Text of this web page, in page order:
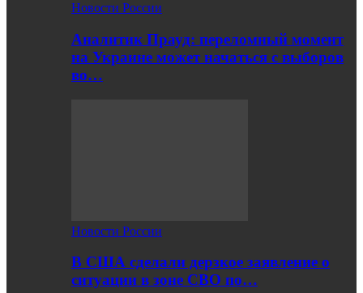
Новости России
Аналитик Прауд: переломный момент
на Украине может начаться с выборов
во…
Новости России
В США сделали дерзкое заявление о
ситуации в зоне СВО по…